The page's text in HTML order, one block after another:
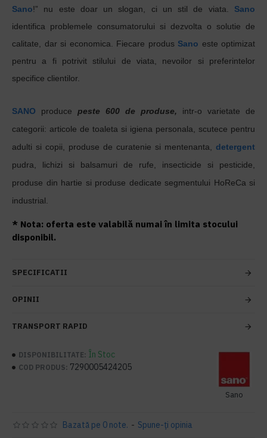
Sano!” nu este doar un slogan, ci un stil de viata. Sano
identifica problemele consumatorului si dezvolta o solutie de
calitate, dar si economica. Fiecare produs Sano este optimizat
pentru a fi potrivit stilului de viata, nevoilor si preferintelor
specifice clientilor.
SANO produce peste 600 de produse, intr-o varietate de
categorii: articole de toaleta si igiena personala, scutece pentru
adulti si copii, produse de curatenie si mentenanta, detergent
pudra, lichizi si balsamuri de rufe, insecticide si pesticide,
produse din hartie si produse dedicate segmentului HoReCa si
industrial.
* Nota: oferta este valabilă numai în limita stocului
disponibil.
SPECIFICATII
OPINII
TRANSPORT RAPID
DISPONIBILITATE: În Stoc
COD PRODUS: 7290005424205
Sano
Bazată pe 0 note. - Spune-ţi opinia